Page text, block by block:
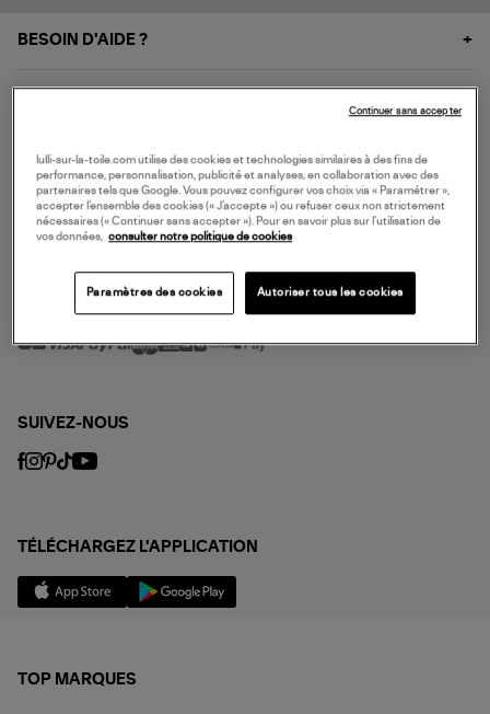
BESOIN D'AIDE ?
NOS SERVICES
SERVICE CLIENT
MODE DE PAIEMENT
SUIVEZ-NOUS
TÉLÉCHARGEZ L'APPLICATION
TOP MARQUES
lulli-sur-la-toile.com utilise des cookies et technologies similaires à des fins de
performance, personnalisation, publicité et analyses, en collaboration avec des
partenaires tels que Google. Vous pouvez configurer vos choix via « Paramétrer »,
accepter l’ensemble des cookies (« J’accepte ») ou refuser ceux non strictement
nécessaires (« Continuer sans accepter »). Pour en savoir plus sur l’utilisation de
vos données,
consulter notre politique de cookies
Paramètres des cookies Autoriser tous les cookies
Continuer sans accepter